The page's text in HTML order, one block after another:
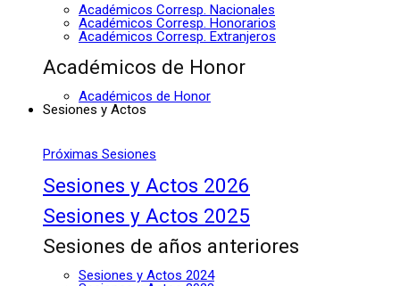
Académicos Corresp. Nacionales
Académicos Corresp. Honorarios
Académicos Corresp. Extranjeros
Académicos de Honor
Académicos de Honor
Sesiones y Actos
Próximas Sesiones
Sesiones y Actos 2026
Sesiones y Actos 2025
Sesiones de años anteriores
Sesiones y Actos 2024